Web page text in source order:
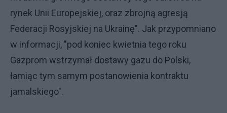
rynek Unii Europejskiej, oraz zbrojną agresją
Federacji Rosyjskiej na Ukrainę". Jak przypomniano
w informacji, "pod koniec kwietnia tego roku
Gazprom wstrzymał dostawy gazu do Polski,
łamiąc tym samym postanowienia kontraktu
jamalskiego".